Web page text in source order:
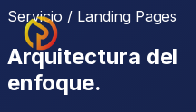
Servicio / Landing Pages
Arquitectura del
enfoque.